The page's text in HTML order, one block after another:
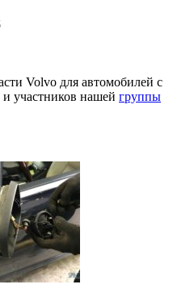
Volvo для автомобилей с
участников нашей группы